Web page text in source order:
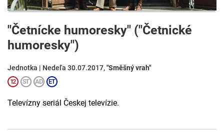
"Četnícke humoresky" ("Četnické
humoresky")
Jednotka | Nedeľa 30.07.2017,"Směšný vrah"
Televízny seriál Českej televízie.